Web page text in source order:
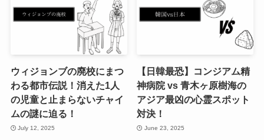
ウィジョンブの廃校にまつ
わる都市伝説！消えた1人
の児童と止まらないチャイ
ムの謎に迫る！
July 12, 2025
【日韓最恐】コンジアム精
神病院 vs 青木ヶ原樹海の
アジア最凶の心霊スポット
対決！
June 23, 2025